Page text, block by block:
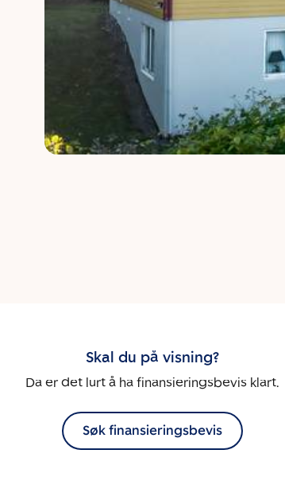
Skal du på visning?
Da er det lurt å ha finansieringsbevis klart.
Søk finansieringsbevis